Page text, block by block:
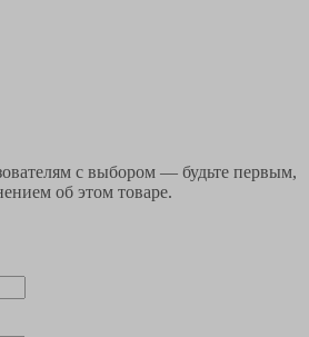
с выбором — будьте первым,
об этом товаре.